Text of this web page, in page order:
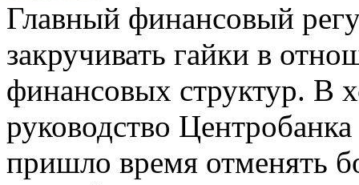
Главный финансовый
закручивать гайки в
финансовых структур. В
руководство
пришло время отменять